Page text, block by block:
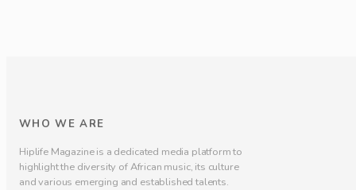
WHO WE ARE
Hiplife Magazine is a dedicated media platform to
highlight the diversity of African music, its culture
and various emerging and established talents.